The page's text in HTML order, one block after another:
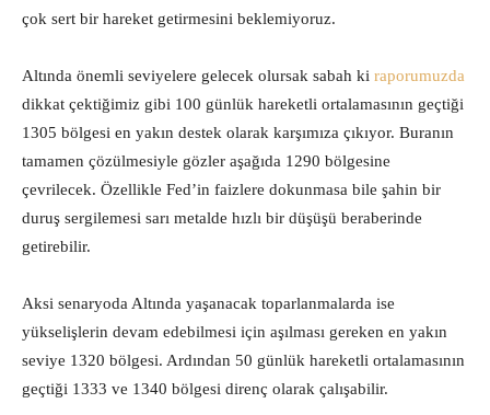
çok sert bir hareket getirmesini beklemiyoruz.
Altında önemli seviyelere gelecek olursak sabah ki raporumuzda
dikkat çektiğimiz gibi 100 günlük hareketli ortalamasının geçtiği
1305 bölgesi en yakın destek olarak karşımıza çıkıyor. Buranın
tamamen çözülmesiyle gözler aşağıda 1290 bölgesine
çevrilecek. Özellikle Fed’in faizlere dokunmasa bile şahin bir
duruş sergilemesi sarı metalde hızlı bir düşüşü beraberinde
getirebilir.
Aksi senaryoda Altında yaşanacak toparlanmalarda ise
yükselişlerin devam edebilmesi için aşılması gereken en yakın
seviye 1320 bölgesi. Ardından 50 günlük hareketli ortalamasının
geçtiği 1333 ve 1340 bölgesi direnç olarak çalışabilir.